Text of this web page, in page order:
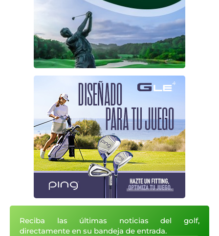
Reciba las últimas noticias del golf,
directamente en su bandeja de entrada.